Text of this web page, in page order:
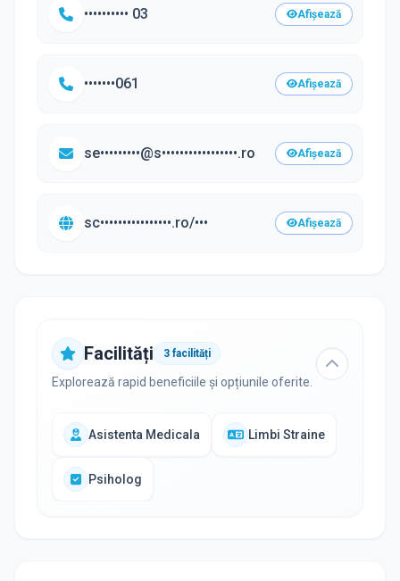
•••••••••• 03 Afișează
•••••••061 Afișează
se•••••••••@s•••••••••••••••••.ro Afișează
sc••••••••••••••••.ro/••• Afișează
Facilități 3 facilități
Explorează rapid beneficiile și opțiunile oferite.
Asistenta Medicala Limbi Straine
Psiholog